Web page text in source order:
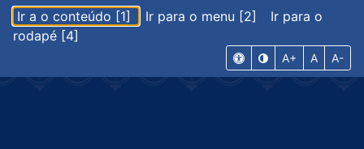
Ir a o conteúdo [1] Ir para o menu [2]
Ir para o
rodapé [4]
A+ A A-